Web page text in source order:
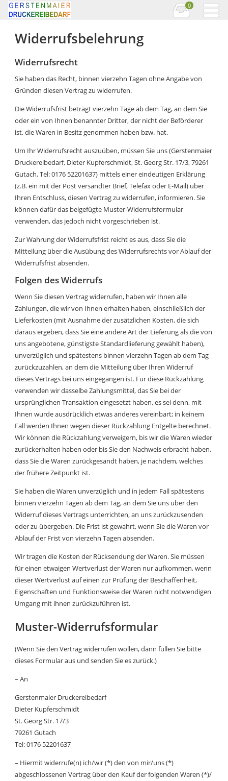
0
Widerrufsbelehrung
Widerrufsrecht
Sie haben das Recht, binnen vierzehn Tagen ohne Angabe von
Gründen diesen Vertrag zu widerrufen.
Die Widerrufsfrist beträgt vierzehn Tage ab dem Tag, an dem Sie
oder ein von Ihnen benannter Dritter, der nicht der Beförderer
ist, die Waren in Besitz genommen haben bzw. hat.
Um Ihr Widerrufsrecht auszuüben, müssen Sie uns (Gerstenmaier
Druckereibedarf, Dieter Kupferschmidt, St. Georg Str. 17/3, 79261
Gutach, Tel: 0176 52201637) mittels einer eindeutigen Erklärung
(z.B. ein mit der Post versandter Brief, Telefax oder E-Mail) über
Ihren Entschluss, diesen Vertrag zu widerrufen, informieren. Sie
können dafür das beigefügte Muster-Widerrufsformular
verwenden, das jedoch nicht vorgeschrieben ist.
Zur Wahrung der Widerrufsfrist reicht es aus, dass Sie die
Mitteilung über die Ausübung des Widerrufsrechts vor Ablauf der
Widerrufsfrist absenden.
Folgen des Widerrufs
Wenn Sie diesen Vertrag widerrufen, haben wir Ihnen alle
Zahlungen, die wir von Ihnen erhalten haben, einschließlich der
Lieferkosten (mit Ausnahme der zusätzlichen Kosten, die sich
daraus ergeben, dass Sie eine andere Art der Lieferung als die von
uns angebotene, günstigste Standardlieferung gewählt haben),
unverzüglich und spätestens binnen vierzehn Tagen ab dem Tag
zurückzuzahlen, an dem die Mitteilung über Ihren Widerruf
dieses Vertrags bei uns eingegangen ist. Für diese Rückzahlung
verwenden wir dasselbe Zahlungsmittel, das Sie bei der
ursprünglichen Transaktion eingesetzt haben, es sei denn, mit
Ihnen wurde ausdrücklich etwas anderes vereinbart; in keinem
Fall werden Ihnen wegen dieser Rückzahlung Entgelte berechnet.
Wir können die Rückzahlung verweigern, bis wir die Waren wieder
zurückerhalten haben oder bis Sie den Nachweis erbracht haben,
dass Sie die Waren zurückgesandt haben, je nachdem, welches
der frühere Zeitpunkt ist.
Sie haben die Waren unverzüglich und in jedem Fall spätestens
binnen vierzehn Tagen ab dem Tag, an dem Sie uns über den
Widerruf dieses Vertrags unterrichten, an uns zurückzusenden
oder zu übergeben. Die Frist ist gewahrt, wenn Sie die Waren vor
Ablauf der Frist von vierzehn Tagen absenden.
Wir tragen die Kosten der Rücksendung der Waren. Sie müssen
für einen etwaigen Wertverlust der Waren nur aufkommen, wenn
dieser Wertverlust auf einen zur Prüfung der Beschaffenheit,
Eigenschaften und Funktionsweise der Waren nicht notwendigen
Umgang mit ihnen zurückzuführen ist.
Muster-Widerrufsformular
(Wenn Sie den Vertrag widerrufen wollen, dann füllen Sie bitte
dieses Formular aus und senden Sie es zurück.)
– An
Gerstenmaier Druckereibedarf
Dieter Kupferschmidt
St. Georg Str. 17/3
79261 Gutach
Tel: 0176 52201637
– Hiermit widerrufe(n) ich/wir (*) den von mir/uns (*)
abgeschlossenen Vertrag über den Kauf der folgenden Waren (*)/